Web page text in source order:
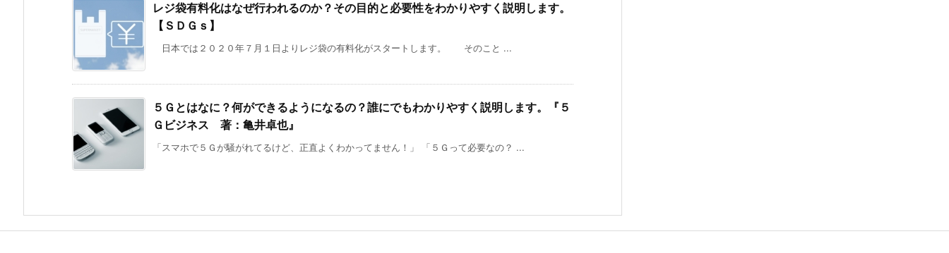
レジ袋有料化はなぜ行われるのか？その目的と必要性をわかりやすく説明します。
【ＳＤＧｓ】
日本では２０２０年７月１日よりレジ袋の有料化がスタートします。 そのこと ...
５Ｇとはなに？何ができるようになるの？誰にでもわかりやすく説明します。『５
Ｇビジネス 著：亀井卓也』
「スマホで５Ｇが騒がれてるけど、正直よくわかってません！」 「５Ｇって必要なの？ ...